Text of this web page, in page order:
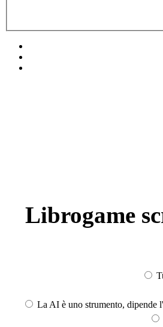
Librogame
La AI è uno strumento, dipende